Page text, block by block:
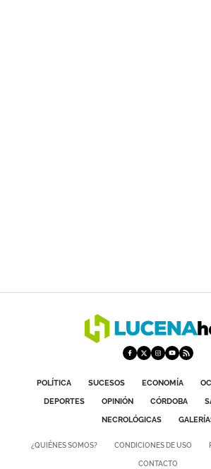
POLÍTICA SUCESOS ECONOMÍA
DEPORTES
OPINIÓN CÓRDOBA
NECROLÓGICAS
¿QUIÉNES SOMOS? CONDICIONES DE USO
CONTACTO